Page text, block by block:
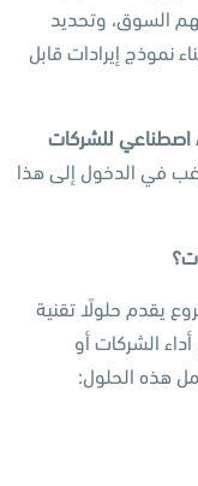
السوق، وتحديد
نموذج إيرادات قابل
للشركات
في الدخول إلى هذا
يقدم حلولًا تقنية
الشركات أو
هذه الحلول: